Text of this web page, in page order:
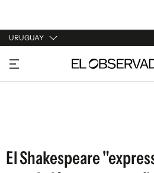
URUGUAY
URUGUAY
ARGENTINA
El Shakespeare